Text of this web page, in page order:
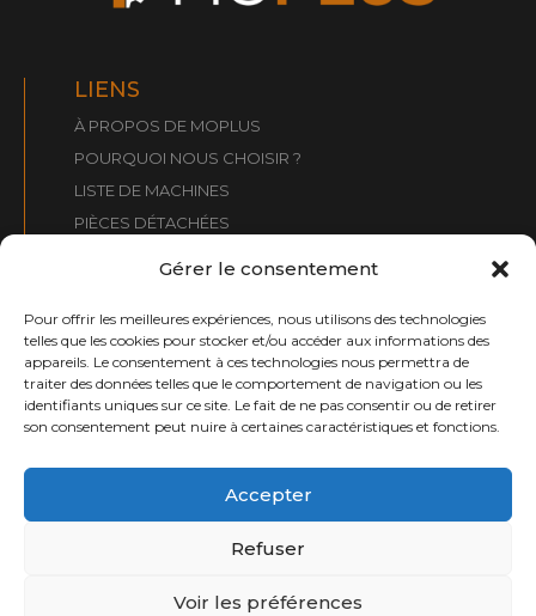
Gérer le consentement
Pour offrir les meilleures expériences, nous utilisons des technologies
telles que les cookies pour stocker et/ou accéder aux informations des
appareils. Le consentement à ces technologies nous permettra de
traiter des données telles que le comportement de navigation ou les
identifiants uniques sur ce site. Le fait de ne pas consentir ou de retirer
son consentement peut nuire à certaines caractéristiques et fonctions.
Accepter
Refuser
Voir les préférences
LIENS
À PROPOS DE MOPLUS
POURQUOI NOUS CHOISIR ?
LISTE DE MACHINES
PIÈCES DÉTACHÉES
CONTACT :
info@moplusmaquinaria.com
+34 661 031 099
Copyright 2026 © Page conçue parBarbitania